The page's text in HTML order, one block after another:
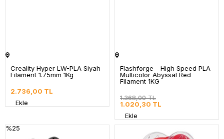
Creality Hyper LW-PLA Siyah
Filament 1.75mm 1Kg
2.736,00 TL
Ekle
Flashforge - High Speed PLA
Multicolor Abyssal Red
Filament 1KG
1.368,00 TL
1.020,30 TL
Ekle
%25